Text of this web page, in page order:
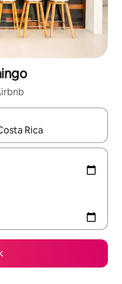
du navigera med upp- och